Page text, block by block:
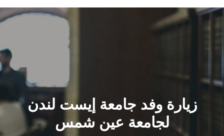
الرئيسيـة
عن الجامعة
القطاعـات
الشئون الأكاديمية
البحث العلمي
زيارة وفد جامعة إيست لندن
لجامعة عين شمس